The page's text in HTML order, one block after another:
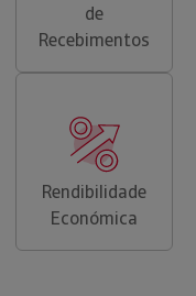
de
Recebimentos
Rendibilidade
Económica